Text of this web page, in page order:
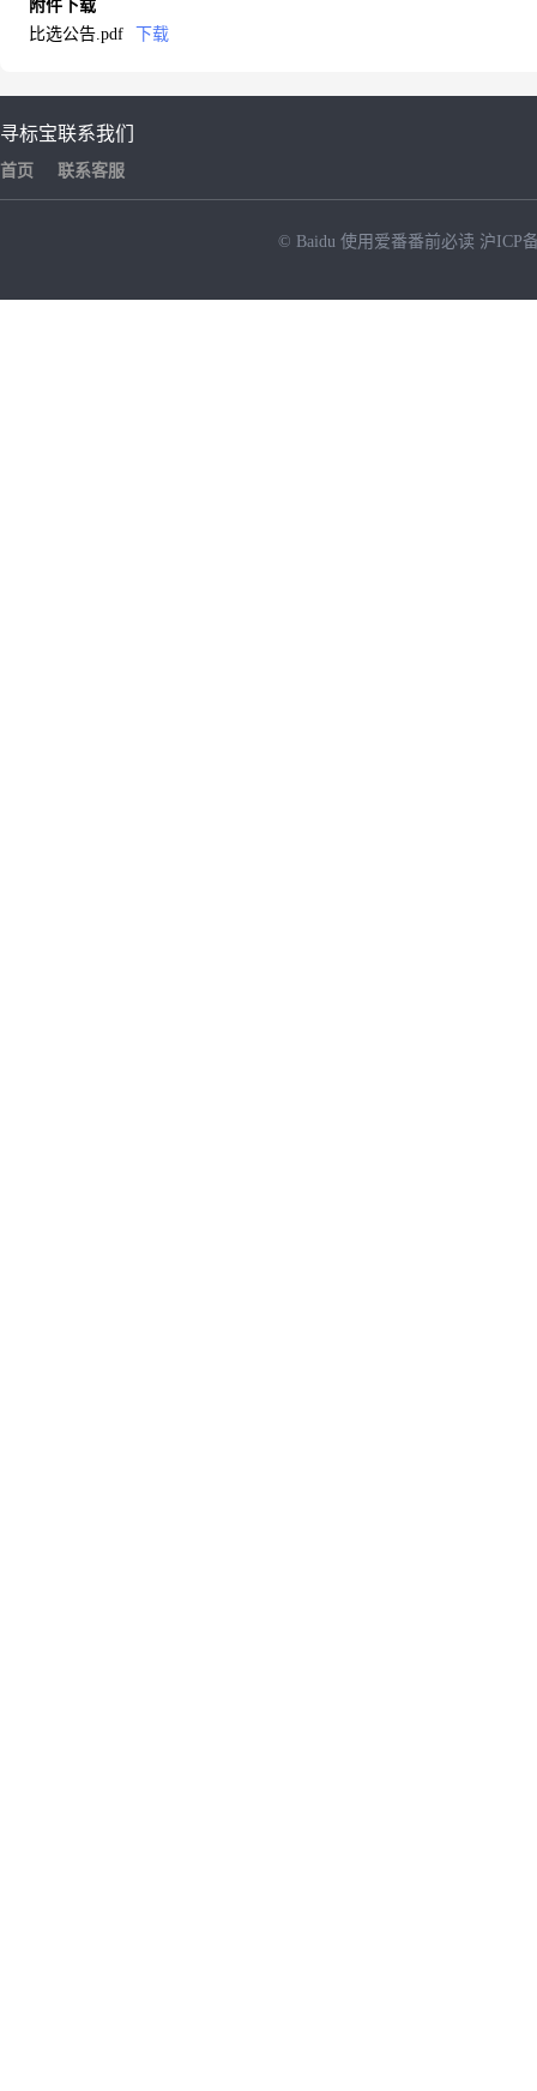
附件下载
比选公告.pdf
下载
寻标宝
首页
联系我们
联系客服
© Baidu 使用爱番番前必读 沪ICP